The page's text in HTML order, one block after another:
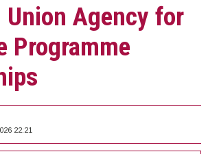
Union Agency for
Programme
22:21